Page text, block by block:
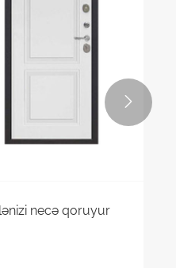
necə qoruyur
